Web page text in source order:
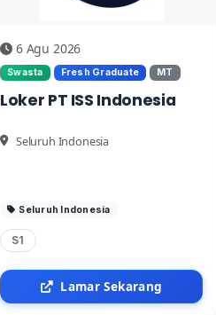
6 Agu 2026
Swasta Fresh Graduate MT
Loker PT ISS Indonesia
Seluruh Indonesia
Seluruh Indonesia
S1
Lamar Sekarang